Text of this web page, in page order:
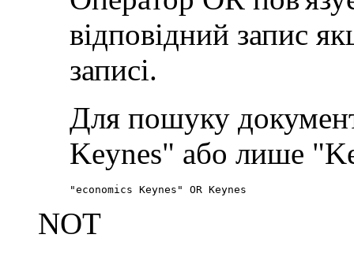
відповідний запис
записі.
Для пошуку
Keynes" або лише
"economics Keynes" OR Keynes
NOT